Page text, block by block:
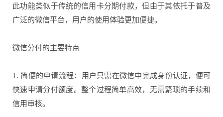
此功能类似于传统的信用卡分期付款，但由于其依托于普及
广泛的微信平台，用户的使用体验更加便捷。
微信分付的主要特点
1. 简便的申请流程：用户只需在微信中完成身份认证，便可
快速申请分付额度。整个过程简单高效，无需繁琐的手续和
信用审核。